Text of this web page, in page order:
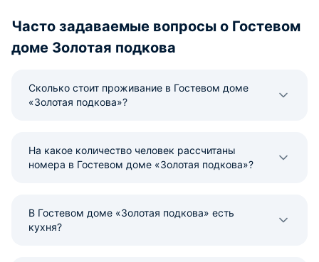
Часто задаваемые вопросы о Гостевом
доме Золотая подкова
Сколько стоит проживание в Гостевом доме
«Золотая подкова»?
На какое количество человек рассчитаны
номера в Гостевом доме «Золотая подкова»?
В Гостевом доме «Золотая подкова» есть
кухня?